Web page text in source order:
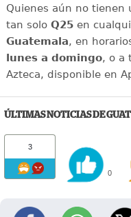
Quienes aún no tienen
tan solo Q25en
Guatemala, en
lunes a domingo, o a
Azteca, disponible en
ÚLTIMAS NOTICIAS DE
3
0